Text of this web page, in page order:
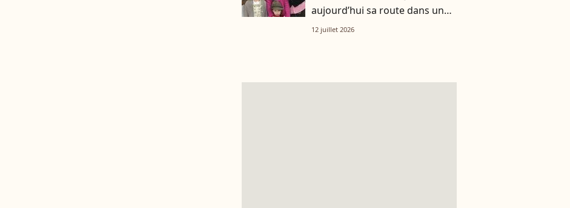
aujourd’hui sa route dans un
tout autre univers
12 juillet 2026